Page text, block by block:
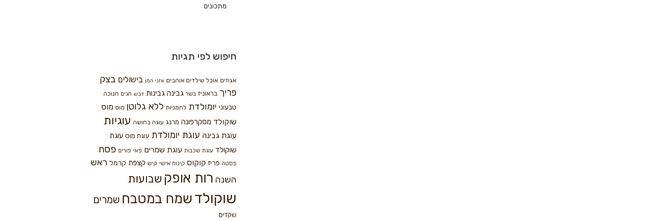
מתכונים
חיפוש לפי תגיות
אגוזים אוכל שילדים אוהבים אזני המן בישולים בצק
פריך בראוניז בשר גבינה גבינות דבש חגים חנוכה
טבעוני יומולדת לחמניות ללא גלוטן מוס מוס
שוקולד מסקרפונה מרנג עוגה בחושה עוגיות
עוגת גבינה עוגת יומולדת עוגת מוס עוגת
שוקולד עוגת שכבות עוגת שמרים פאי פורים פסח
פסטה פריז קוקוס קינוח אישי קיש קצפת קרמל ראש
השנה רות אופק שבועות
שוקולד שמח במטבח שמרים
שקדים